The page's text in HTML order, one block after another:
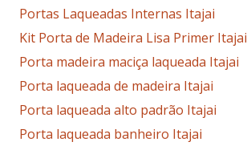
Portas Laqueadas Internas Itajai
Kit Porta de Madeira Lisa Primer Itajai
Porta madeira maciça laqueada Itajai
Porta laqueada de madeira Itajai
Porta laqueada alto padrão Itajai
Porta laqueada banheiro Itajai